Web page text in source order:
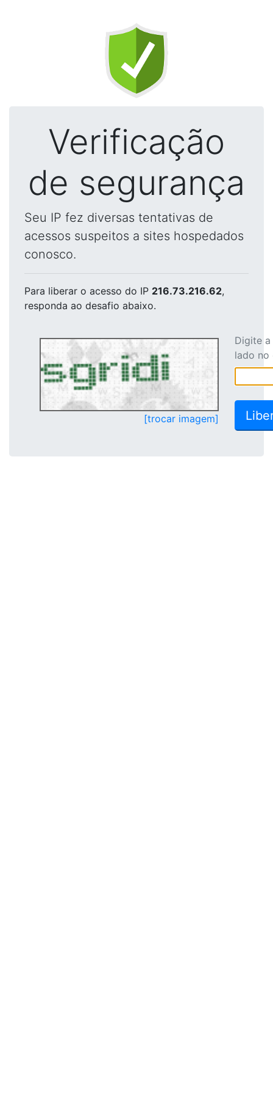
Verificação
de segurança
Seu IP fez diversas tentativas de
acessos suspeitos a sites hospedados
conosco.
Para liberar o acesso do IP 216.73.216.62,
responda ao desafio abaixo.
[trocar imagem]
Digite
lado no